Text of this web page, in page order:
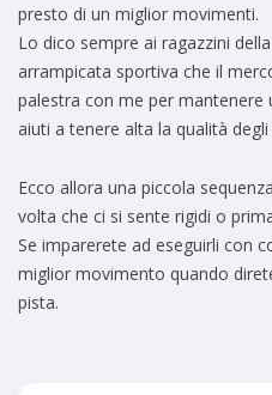
presto di un miglior movimenti.
Lo dico sempre ai ragazzini
arrampicata sportiva che il
palestra con me per mantenere
aiuti a tenere alta la qualità
Ecco allora una piccola
volta che ci si sente rigidi o
Se imparerete ad eseguirli con
miglior movimento quando
pista.